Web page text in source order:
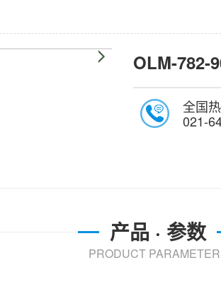
OLM-782-
全国
021-
产品 · 参数
PRODUCT